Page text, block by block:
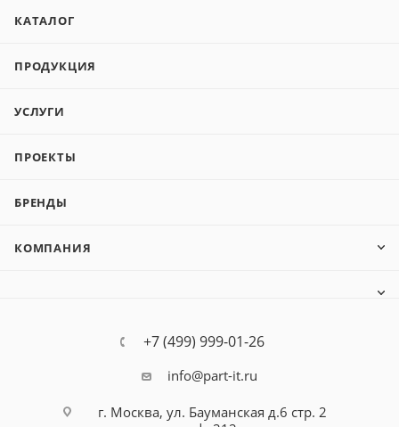
КАТАЛОГ
ПРОДУКЦИЯ
УСЛУГИ
ПРОЕКТЫ
БРЕНДЫ
КОМПАНИЯ
+7 (499) 999-01-26
info@part-it.ru
г. Москва, ул. Бауманская д.6 стр. 2